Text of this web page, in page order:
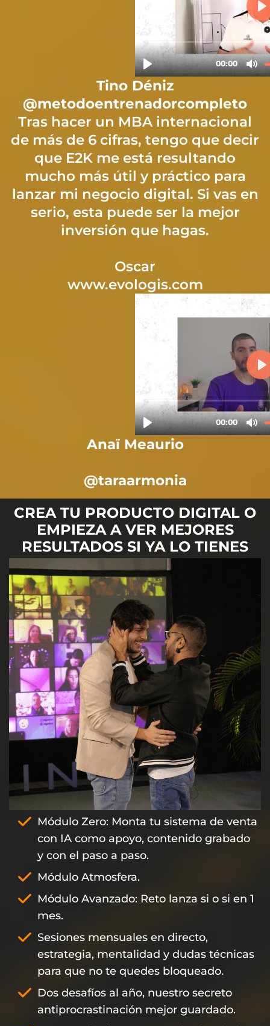
Tino Déniz
@metodoentrenadorcompleto
Tras hacer un MBA internacional
de más de 6 cifras, tengo que decir
que E2K me está resultando
mucho más útil y práctico para
lanzar mi negocio digital. Si vas en
serio, esta puede ser la mejor
inversión que hagas.
Oscar
www.evologis.com
Anaï Meaurio
@taraarmonia
CREA TU PRODUCTO DIGITAL O
EMPIEZA A VER MEJORES
RESULTADOS SI YA LO TIENES
Módulo Zero: Monta tu sistema de venta
con IA como apoyo, contenido grabado
y con el paso a paso.
Módulo Atmosfera.
Módulo Avanzado: Reto lanza si o si en 1
mes.
Sesiones mensuales en directo,
estrategia, mentalidad y dudas técnicas
para que no te quedes bloqueado.
Dos desafíos al año, nuestro secreto
antiprocrastinación mejor guardado.